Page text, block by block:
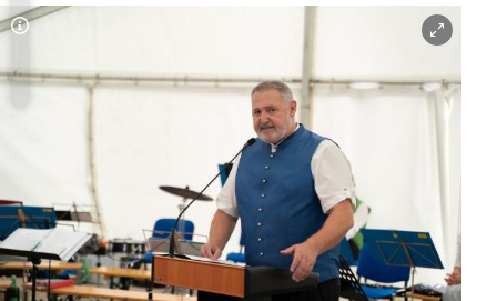
Copyright-Hinweis öffnen/schließen